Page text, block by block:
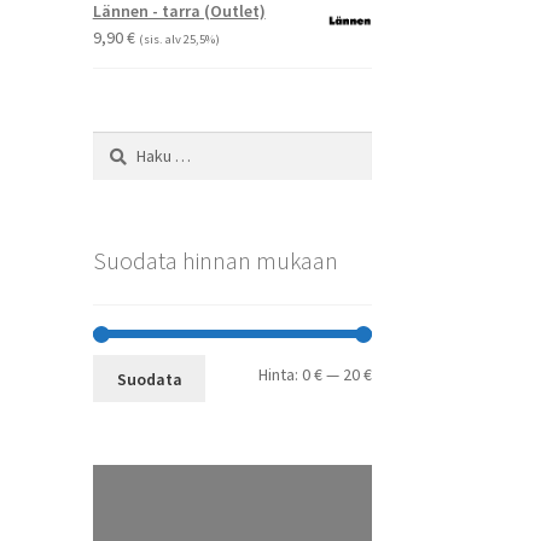
Lännen - tarra (Outlet)
9,90€ (sis. alv 25,5%)
Haku:
Suodata hinnan mukaan
Minimihinta
Maksimihinta
Suodata Hinta: 0 €— 20 €